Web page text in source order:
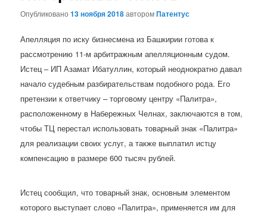
Опубликовано13 ноября 2018авторомПатентус
Апелляция по иску бизнесмена из Башкирии готова к
рассмотрению 11-м арбитражным апелляционным судом.
Истец – ИП Азамат Ибатуллин, который неоднократно давал
начало судебным разбирательствам подобного рода. Его
претензии к ответчику – торговому центру «Палитра»,
расположенному в Набережных Челнах, заключаются в том,
чтобы ТЦ перестал использовать товарный знак «Палитра»
для реализации своих услуг, а также выплатил истцу
компенсацию в размере 600 тысяч рублей.
Истец сообщил, что товарный знак, основным элементом
которого выступает слово «Палитра», применяется им для